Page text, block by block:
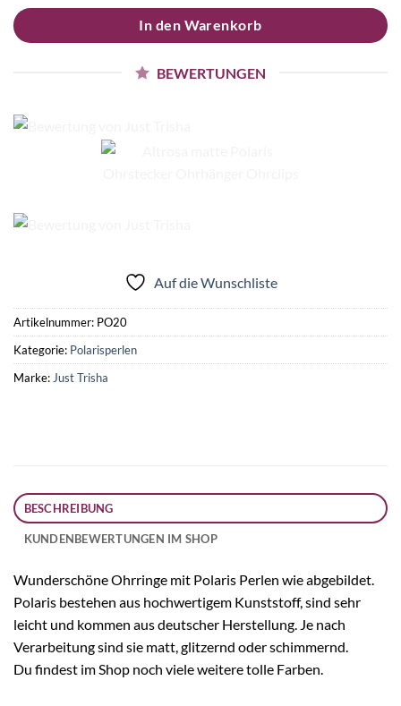
In den Warenkorb
BEWERTUNGEN
Auf die Wunschliste
Artikelnummer: PO20
Kategorie: Polarisperlen
Marke: Just Trisha
BESCHREIBUNG
KUNDENBEWERTUNGEN IM SHOP
Wunderschöne Ohrringe mit Polaris Perlen wie abgebildet.
Polaris bestehen aus hochwertigem Kunststoff, sind sehr
leicht und kommen aus deutscher Herstellung. Je nach
Verarbeitung sind sie matt, glitzernd oder schimmernd.
Du findest im Shop noch viele weitere tolle Farben.